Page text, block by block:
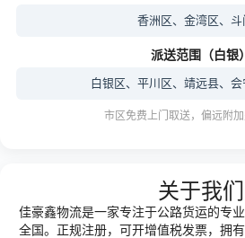
香洲区、金湾区、斗
派送范围（白银）
白银区、平川区、靖远县、
市区免费上门取送，偏远附
关于我们
佳豪鑫物流是一家专注于公路货运的专
全国。正规注册，可开增值税发票，拥